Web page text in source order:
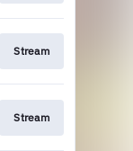
Stream
Stream